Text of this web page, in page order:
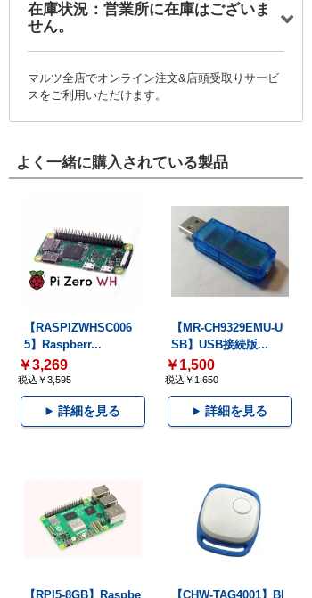
在庫状況：営業所に在庫はございま
せん。
マルツ全店でオンライン注文&店頭受取りサービ
スをご利用いただけます。
よく一緒に購入されている製品
【RASPIZWHSC006
5】Raspberr...
￥3,269
税込￥3,595
詳細を見る
【MR-CH9329EMU-U
SB】USB接続版...
￥1,500
税込￥1,650
詳細を見る
【RPI5-8GB】Raspbe 【CHW-TAG4001】Bl